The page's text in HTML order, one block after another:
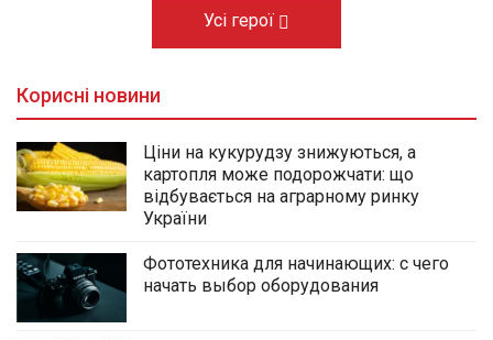
Усі герої
Корисні новини
Ціни на кукурудзу знижуються, а
картопля може подорожчати: що
відбувається на аграрному ринку
України
Фототехника для начинающих: с чего
начать выбор оборудования